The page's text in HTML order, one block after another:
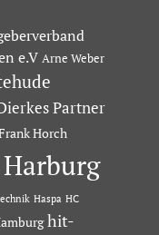
e.V Arne Weber
Partner
Horch
Harburg
Haspa HC
hit-